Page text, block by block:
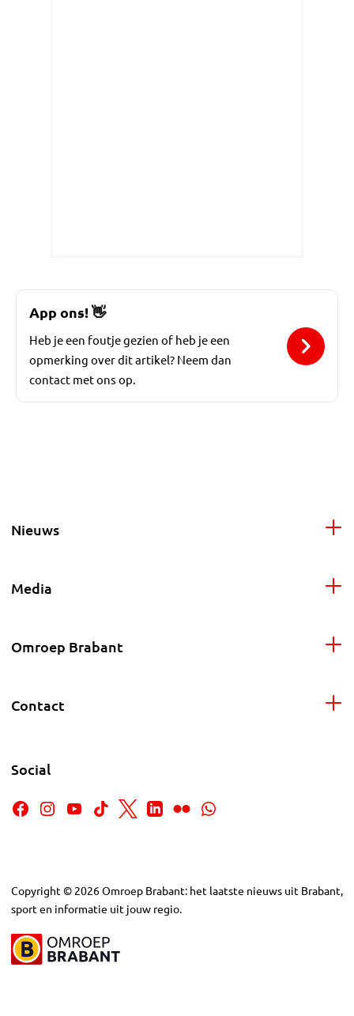
App ons!👋
Heb je een foutje gezien of heb je een
opmerking over dit artikel? Neem dan
contact met ons op.
Nieuws
Media
Omroep Brabant
Contact
Social
Copyright © 2026Omroep Brabant: het laatste nieuws uit Brabant,
sport en informatie uit jouw regio.